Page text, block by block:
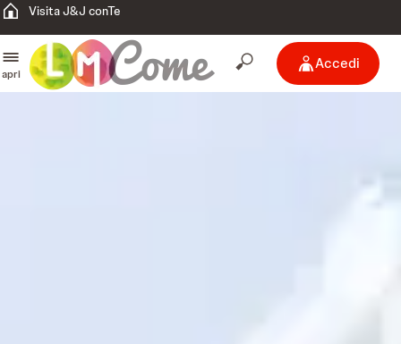
Visita J&J conTe
apri
Accedi